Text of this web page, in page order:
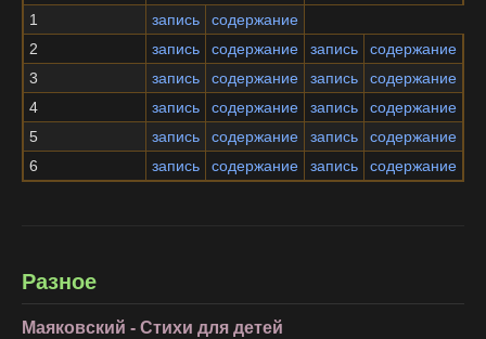
1 запись
содержание
2
запись содержание запись
содержание
3
запись содержание запись
содержание
4
запись содержание запись
содержание
5
запись содержание запись
содержание
6
запись содержание запись содержание
Разное
Маяковский - Стихи для детей